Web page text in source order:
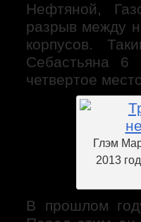
Нефтяной,
разрыв между
корпусов.
Себастьяна
четвертое
Глэм
2013
В прошлом